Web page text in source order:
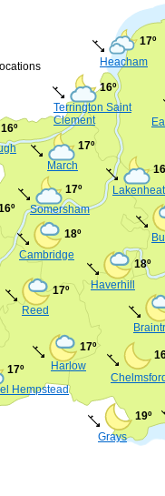
16º
Cambridge
18º
Harlow
17º
Hempstead
17º
Grays
19º
Haverhill
18º
March
17º
Heacham
17º
Somersham
17º
Terrington Saint
Clement
16º
Reed
17º